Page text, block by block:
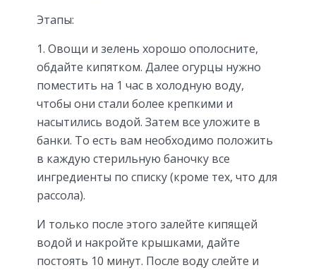
Этапы:
1. Овощи и зелень хорошо ополосните,
обдайте кипятком. Далее огурцы нужно
поместить на 1 час в холодную воду,
чтобы они стали более крепкими и
насытились водой. Затем все уложите в
банки. То есть вам необходимо положить
в каждую стерильную баночку все
ингредиенты по списку (кроме тех, что для
рассола).
И только после этого залейте кипящей
водой и накройте крышками, дайте
постоять 10 минут. После воду слейте и